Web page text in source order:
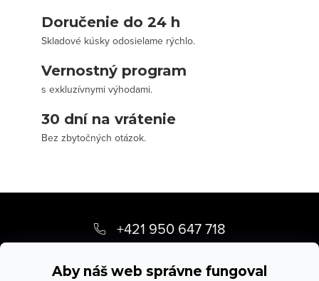
Aby náš web správne fungoval
Doručenie do 24 h
Skladové kúsky odosielame rýchlo.
Vernostný program
s exkluzívnymi výhodami.
30 dní na vrátenie
Bez zbytočných otázok.
p
+421 950 647 718